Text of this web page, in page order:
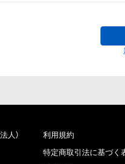
人）
利用規約
特定商取引法に基づく